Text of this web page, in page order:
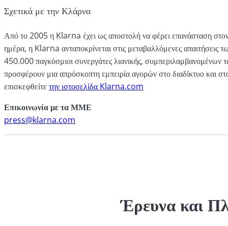
Σχετικά με την Κλάρνα
Από το 2005 η Klarna έχει ως αποστολή να φέρει επανάσταση στον
ημέρα, η Klarna ανταποκρίνεται στις μεταβαλλόμενες
450.000 παγκόσμιοι συνεργάτες λιανικής,
προσφέρουν μια απρόσκοπτη εμπειρία αγορών στο διαδίκτυο και
επισκεφθείτε την ιστοσελίδα Klarna.com
Επικοινωνία με τα ΜΜΕ
press@klarna.com
Έρευνα και